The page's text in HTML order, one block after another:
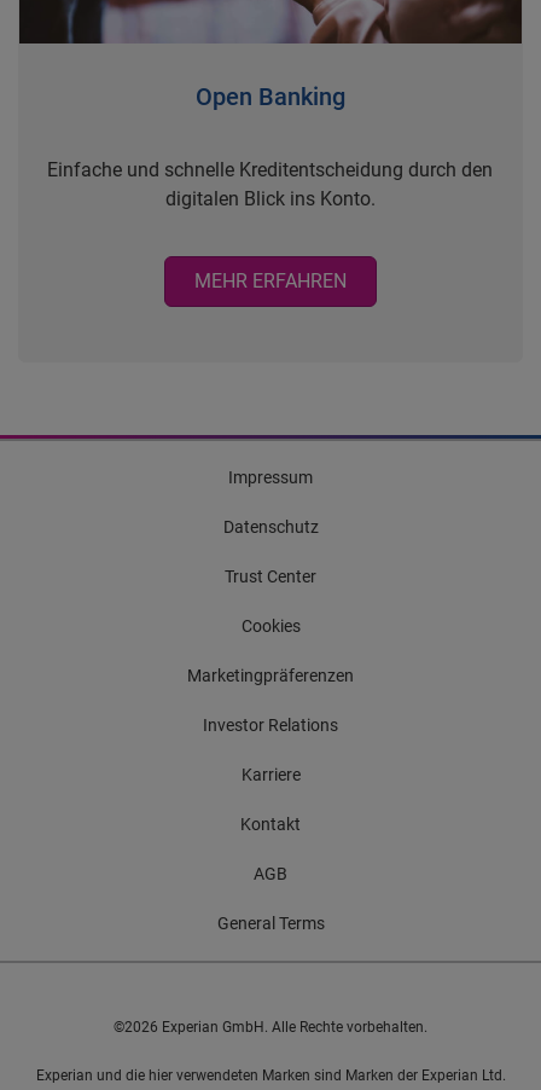
Open Banking
Einfache und schnelle Kreditentscheidung durch den
digitalen Blick ins Konto.
MEHR ERFAHREN
Impressum
Datenschutz
Trust Center
Cookies
Marketingpräferenzen
Investor Relations
Karriere
Kontakt
AGB
General Terms
©2026 Experian GmbH. Alle Rechte vorbehalten.
Experian und die hier verwendeten Marken sind Marken der Experian Ltd.